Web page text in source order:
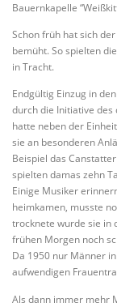
Bauernkapelle
Schon früh hat sich
bemüht. So spielten
in Tracht.
Endgültig Einzug in
durch die Initiative des
hatte neben der
sie an besonderen
Beispiel das
spielten damas zehn
Einige Musiker
heimkamen, musste
trocknete wurde sie in
frühen Morgen noch
Da 1950 nur Männer
aufwendigen
Als dann immer mehr